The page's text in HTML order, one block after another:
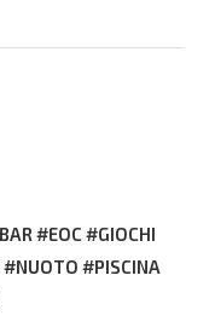
BAR EOC
GIOCHI
NUOTO
PISCINA